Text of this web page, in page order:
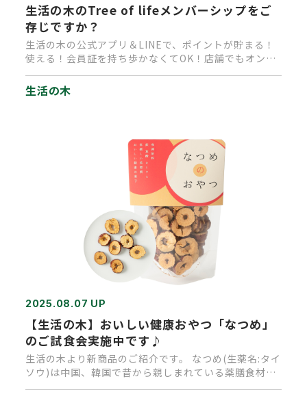
生活の木のTree of lifeメンバーシップをご
存じですか？
生活の木の公式アプリ＆LINEで、ポイントが貯まる！
使える！会員証を持ち歩かなくてOK！店舗でもオンラ
生活の木
2025.08.07 UP
【生活の木】おいしい健康おやつ「なつめ」
のご試食会実施中です♪
生活の木より新商品のご紹介です。 なつめ(生薬名:タイ
ソウ)は中国、韓国で昔から親しまれている薬膳食材の
ひとつ。 中国で…